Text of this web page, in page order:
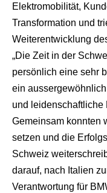
Elektromobilität,
Transformation und
Weiterentwicklung
„Die Zeit in der
persönlich eine sehr
ein
und leidenschaftliche
Gemeinsam konnten
setzen und die
Schweiz
darauf, nach Italien
Verantwortung für